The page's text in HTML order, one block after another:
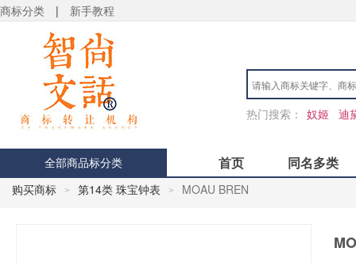
商标分类 | 新手教程
热门搜索： 奴姬 迪
全部商品标分类 首页 同名多类
购买商标 > 第14类 珠宝钟表 > MOAU BREN